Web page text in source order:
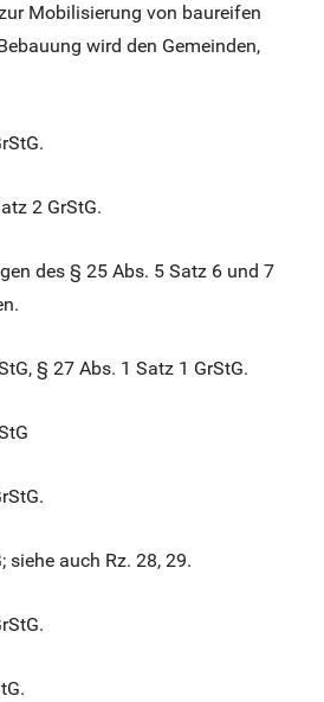
Mobilisierung von baureifen
wird den Gemeinden,
2 GrStG.
des § 25 Abs. 5 Satz 6 und 7
§ 27 Abs. 1 Satz 1 GrStG.
siehe auch Rz. 28, 29.